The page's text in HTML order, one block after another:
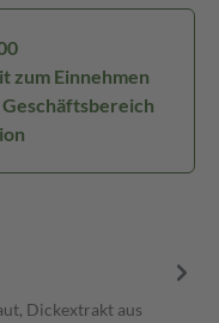
zum Einnehmen
Dickextrakt aus